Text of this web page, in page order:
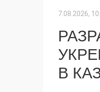
7.08.2026,
В